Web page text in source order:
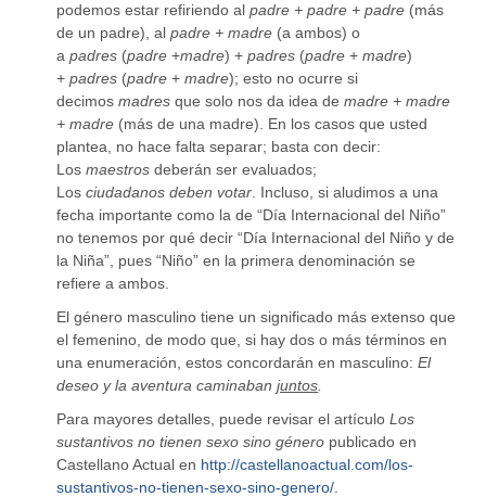
podemos estar refiriendo alpadre + padre + padre (más
de un padre), alpadre + madre (a ambos) o
apadres (padre +madre) +padres (padre +madre)
+padres (padre +madre); esto no ocurre si
decimosmadres que solo nos da idea demadre + madre
+ madre (más de una madre). En los casos que usted
plantea, no hace falta separar; basta con decir:
Losmaestros deberán ser evaluados;
Losciudadanos deben votar . Incluso, si aludimos a una
fecha importante como la de “Día Internacional del Niño”
no tenemos por qué decir “Día Internacional del Niño y de
la Niña”, pues “Niño” en la primera denominación se
refiere a ambos.
El género masculino tiene un significado más extenso que
el femenino, de modo que, si hay dos o más términos en
una enumeración, estos concordarán en masculino:El
deseo y la aventura caminabanjuntos
Para mayores detalles, puede revisar el artículoLos
sustantivos no tienen sexo sino género publicado en
Castellano Actual en http://castellanoactual.com/los-
sustantivos-no-tienen-sexo-sino-genero/